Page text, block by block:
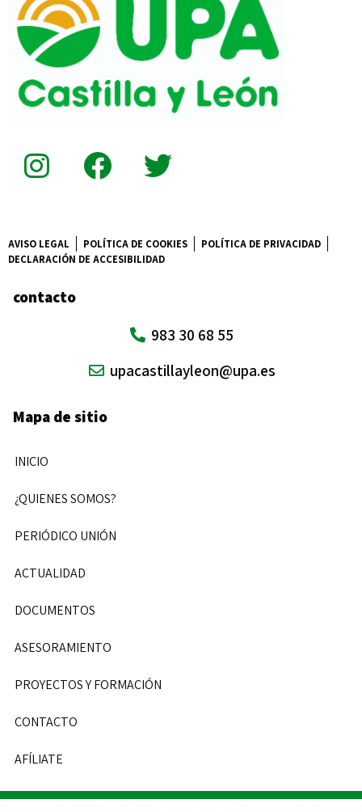
AVISO LEGAL POLÍTICA DE COOKIES
POLÍTICA DE PRIVACIDAD
DECLARACIÓN DE ACCESIBILIDAD
contacto
983 30 68 55
upacastillayleon@upa.es
Mapa de sitio
INICIO
¿QUIENES SOMOS?
PERIÓDICO UNIÓN
ACTUALIDAD
DOCUMENTOS
ASESORAMIENTO
PROYECTOS Y FORMACIÓN
CONTACTO
AFÍLIATE